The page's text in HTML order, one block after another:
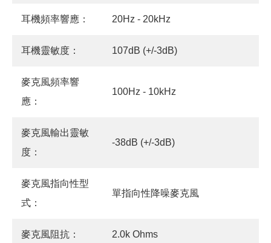
耳機頻率響應： 20Hz - 20kHz
耳機靈敏度： 107dB (+/-3dB)
麥克風頻率響
應：
100Hz - 10kHz
麥克風輸出靈敏
度：
-38dB (+/-3dB)
麥克風指向性型
式：
單指向性降噪麥克風
麥克風阻抗： 2.0k Ohms